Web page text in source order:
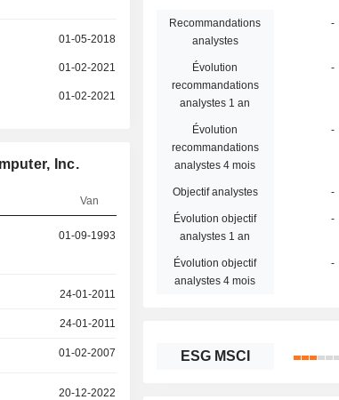
01-05-2018
01-02-2021
01-02-2021
Inc.
Van
01-09-1993
24-01-2011
24-01-2011
01-02-2007
20-12-2022
Recommandations
analystes
-
Évolution
recommandations
analystes 1 an
-
Évolution
recommandations
analystes 4 mois
-
Objectif analystes -
Évolution objectif
analystes 1 an
-
Évolution objectif
analystes 4 mois
-
ESG MSCI